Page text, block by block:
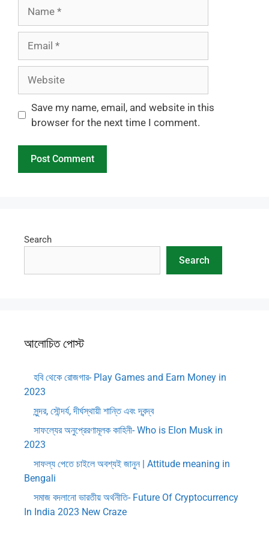
Save my name, email, and website in this
browser for the next time I comment.
Search
Search
আলোচিত পোস্ট
হবি থেকে রোজগার- Play Games and Earn Money in
2023
সুন্দর, সৌন্দর্য, দীর্ঘস্থায়ী শান্তি এবং দ্বন্দ্ব
সাফল্যের অনুপ্রেরণামূলক কাহিনী- Who is Elon Musk in
2023
সাফল্য পেতে চাইলে অবশ্যই জানুন | Attitude meaning in
Bengali
সমাজ বদলানো ভারতীয় অর্থনীতি- Future Of Cryptocurrency
In India 2023 New Craze